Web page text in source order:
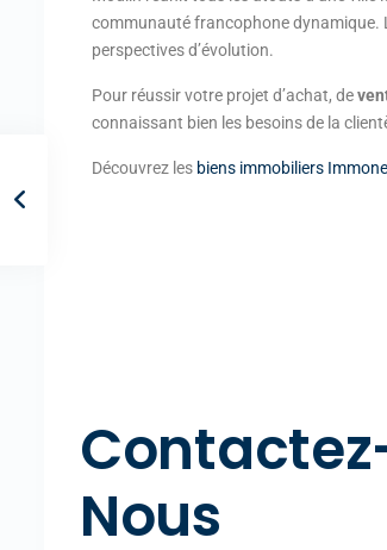
communauté francophone dynamique.
perspectives d’évolution.
Pour réussir votre projet d’achat, de
connaissant bien les besoins de la
Découvrez les biens immobiliers
Nous